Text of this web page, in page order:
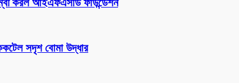
করল আইএফএসডি ফাউন্ডেশন
সদৃশ বোমা উদ্ধার